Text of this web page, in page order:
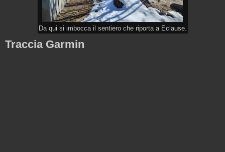
Da qui si imbocca il sentiero che riporta a Eclause.
Traccia Garmin